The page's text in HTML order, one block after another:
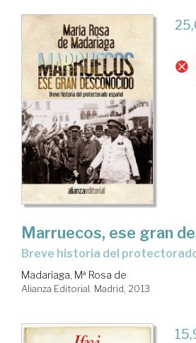
Marruecos, ese gran
breve historia del
Madariaga, Mª Rosa de
Alianza Editorial. Madrid, 2013